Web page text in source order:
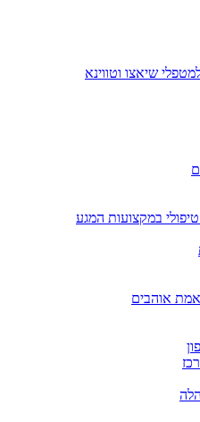
שיאצו וטווינא
במקצועות המגע
אוהבים